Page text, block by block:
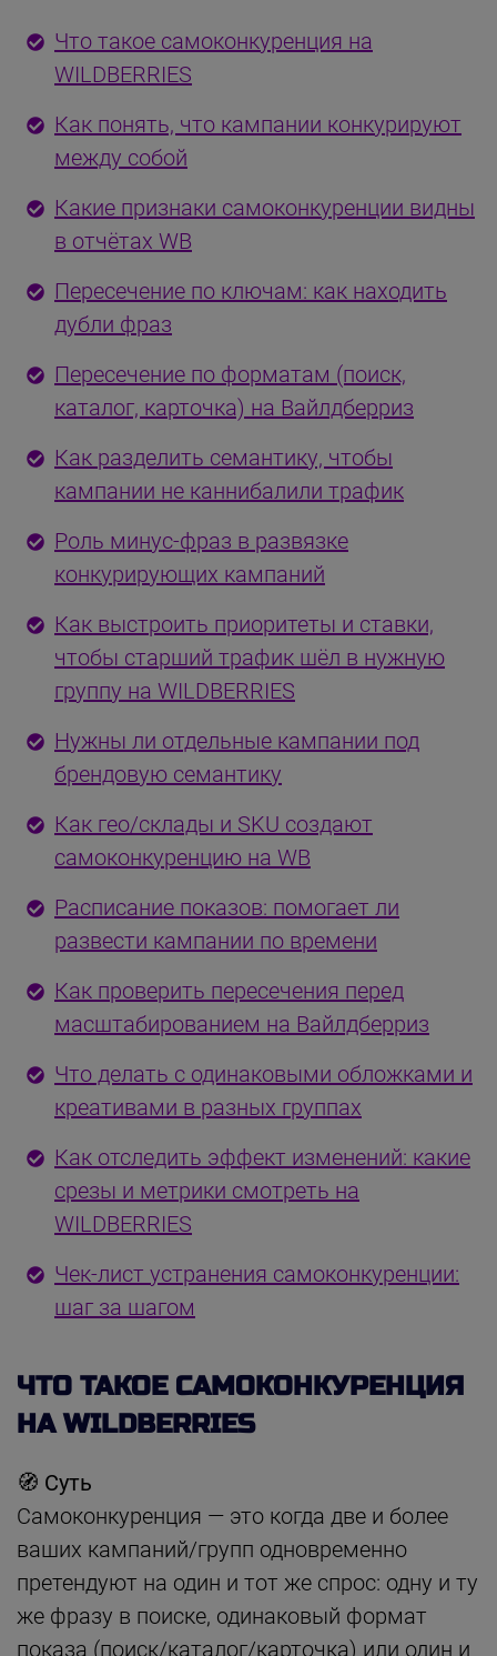
Что такое самоконкуренция на
WILDBERRIES
Как понять, что кампании конкурируют
между собой
Какие признаки самоконкуренции видны
в отчётах WB
Пересечение по ключам: как находить
дубли фраз
Пересечение по форматам (поиск,
каталог, карточка) на Вайлдберриз
Как разделить семантику, чтобы
кампании не каннибалили трафик
Роль минус-фраз в развязке
конкурирующих кампаний
Как выстроить приоритеты и ставки,
чтобы старший трафик шёл в нужную
группу на WILDBERRIES
Нужны ли отдельные кампании под
брендовую семантику
Как гео/склады и SKU создают
самоконкуренцию на WB
Расписание показов: помогает ли
развести кампании по времени
Как проверить пересечения перед
масштабированием на Вайлдберриз
Что делать с одинаковыми обложками и
креативами в разных группах
Как отследить эффект изменений: какие
срезы и метрики смотреть на
WILDBERRIES
Чек-лист устранения самоконкуренции:
шаг за шагом
ЧТО ТАКОЕ САМОКОНКУРЕНЦИЯ
НА WILDBERRIES
🧭 Суть
Самоконкуренция — это когда две и более
ваших кампаний/групп одновременно
претендуют на один и тот же спрос: одну и ту
же фразу в поиске, одинаковый формат
показа (поиск/каталог/карточка) или один и